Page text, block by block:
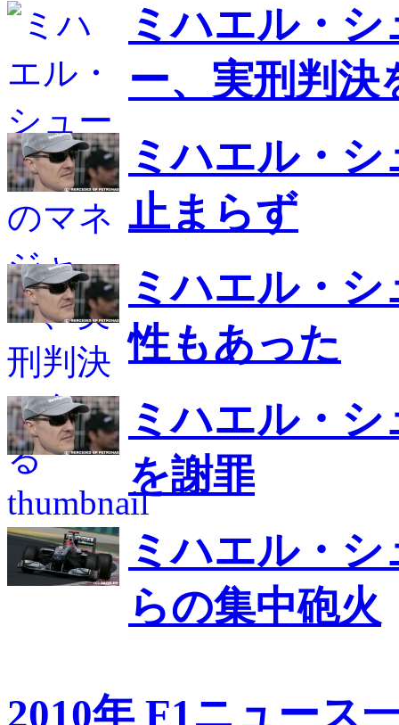
ミハエル・
ー、実刑判決
ミハエル・
止まらず
ミハエル・
性もあった
ミハエル・
を謝罪
ミハエル・
らの集中砲火
2010年 F1ニュース